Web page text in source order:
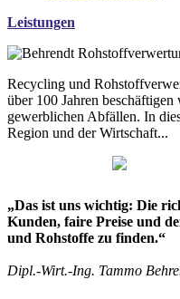
Leistungen
Recycling und
über 100 Jahren
gewerblichen Abfällen. In
Region und der Wirtschaft...
„Das ist uns wichtig: Die
Kunden, faire Preise und
und Rohstoffe zu finden.“
Dipl.-Wirt.-Ing. Tammo